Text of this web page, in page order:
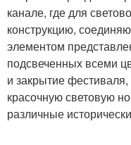
канале, где для
конструкцию,
элементом
подсвеченных всеми
и закрытие
красочную световую
различные